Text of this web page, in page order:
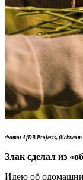
Фото: AfDB Projects, flickr.com
Злак сделал из
Идею об